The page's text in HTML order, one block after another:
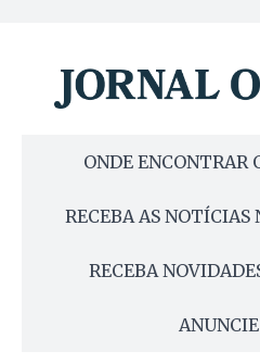
ONDE ENCONTRAR
RECEBA AS NOTÍCIAS
RECEBA